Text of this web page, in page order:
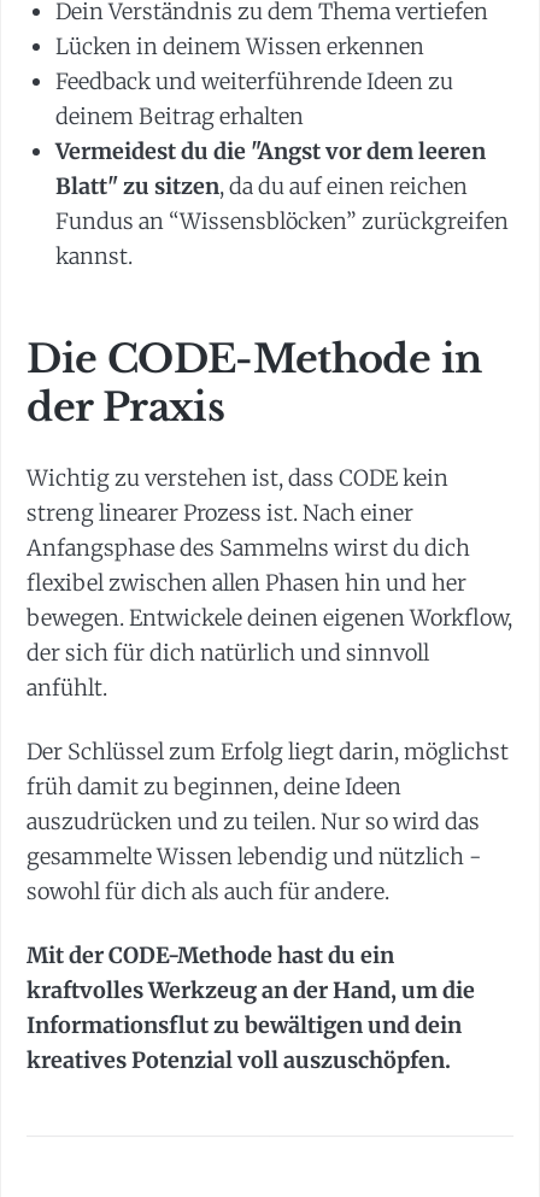
Dein Verständnis zu dem Thema vertiefen
Lücken in deinem Wissen erkennen
Feedback und weiterführende Ideen zu
deinem Beitrag erhalten
Vermeidest du die "Angst vor dem leeren
Blatt" zu sitzen, da du auf einen reichen
Fundus an “Wissensblöcken” zurückgreifen
kannst.
Die CODE-Methode in
der Praxis
Wichtig zu verstehen ist, dass CODE kein
streng linearer Prozess ist. Nach einer
Anfangsphase des Sammelns wirst du dich
flexibel zwischen allen Phasen hin und her
bewegen. Entwickele deinen eigenen Workflow,
der sich für dich natürlich und sinnvoll
anfühlt.
Der Schlüssel zum Erfolg liegt darin, möglichst
früh damit zu beginnen, deine Ideen
auszudrücken und zu teilen. Nur so wird das
gesammelte Wissen lebendig und nützlich -
sowohl für dich als auch für andere.
Mit der CODE-Methode hast du ein
kraftvolles Werkzeug an der Hand, um die
Informationsflut zu bewältigen und dein
kreatives Potenzial voll auszuschöpfen.